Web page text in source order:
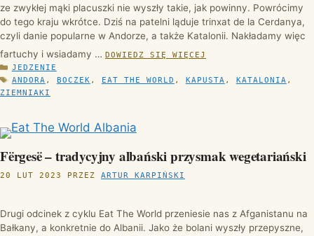
ze zwykłej mąki placuszki nie wyszły takie, jak powinny. Powrócimy
do tego kraju wkrótce. Dziś na patelni ląduje trinxat de la Cerdanya,
czyli danie popularne w Andorze, a także Katalonii. Nakładamy więc
fartuchy i wsiadamy … DOWIEDZ SIĘ WIĘCEJ
KATEGORIE
JEDZENIE
TAGI
ANDORA , BOCZEK , EAT THE WORLD , KAPUSTA , KATALONIA ,
ZIEMNIAKI
Fërgesë – tradycyjny albański przysmak wegetariański
20 LUT 2023 PRZEZ ARTUR KARPIŃSKI
Drugi odcinek z cyklu Eat The World przeniesie nas z Afganistanu na
Bałkany, a konkretnie do Albanii. Jako że bolani wyszły przepyszne,